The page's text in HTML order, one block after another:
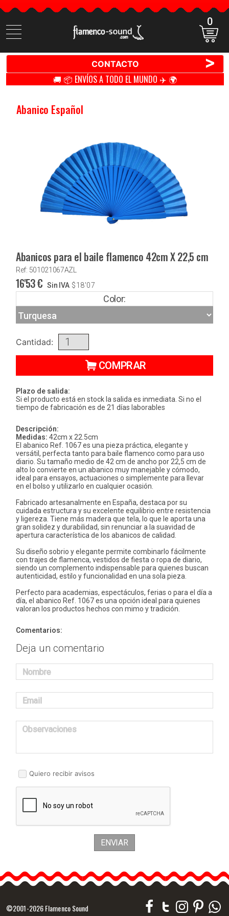
Buscar
productos
0
CONTACTO >
🚚 📦 ENVÍOS A TODO EL MUNDO ✈️ 🌍
Abanico Español
Abanicos para el baile flamenco 42cm X 22,5 cm
Ref: 501021067AZL
16'53€ Sin IVA $18'07
Color:
Cantidad:
COMPRAR
Plazo de salida:
Si el producto está en stock la salida es inmediata. Si no el
tiempo de fabricación es de 21 días laborables
Descripción:
Medidas: 42cm x 22.5cm
El abanico Ref. 1067 es una pieza práctica, elegante y
versátil, perfecta tanto para baile flamenco como para uso
diario. Su tamaño medio de 42 cm de ancho por 22,5 cm de
alto lo convierte en un abanico muy manejable y cómodo,
ideal para ensayos, actuaciones o simplemente para llevar
en el bolso y utilizarlo en cualquier ocasión.
Fabricado artesanalmente en España, destaca por su
cuidada estructura y su excelente equilibrio entre resistencia
y ligereza. Tiene más madera que tela, lo que le aporta una
gran solidez y durabilidad, sin renunciar a la suavidad de
apertura característica de los abanicos de calidad.
Su diseño sobrio y elegante permite combinarlo fácilmente
con trajes de flamenca, vestidos de fiesta o ropa de diario,
siendo un complemento indispensable para quienes buscan
autenticidad, estilo y funcionalidad en una sola pieza.
Perfecto para academias, espectáculos, ferias o para el día a
día, el abanico Ref. 1067 es una opción ideal para quienes
valoran los productos hechos con mimo y tradición.
Comentarios:
Deja un comentario
Nombre
Email
Observaciones
Quiero recibir avisos
ENVIAR
©2001-2026 Flamenco Sound